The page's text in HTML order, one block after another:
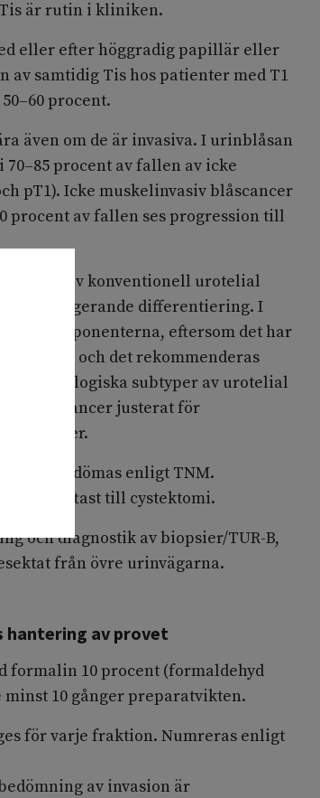
är rutin i kliniken.
eller efter höggradig papillär eller
av samtidig Tis hos patienter med T1
procent.
även om de är invasiva. I urinblåsan
procent av fallen av icke
pT1). Icke muskelinvasiv blåscancer
procent av fallen ses progression till
av konventionell urotelial
divergerande differentiering. I
komponenterna, eftersom det har
och det rekommenderas
histologiska subtyper av urotelial
cancer justerat för
tumörer.
bedömas enligt TNM.
leder oftast till cystektomi.
och diagnostik av biopsier/TUR-B,
från övre urinvägarna.
hantering av provet
formalin 10 procent (formaldehyd
minst 10 gånger preparatvikten.
för varje fraktion. Numreras enligt
av invasion är